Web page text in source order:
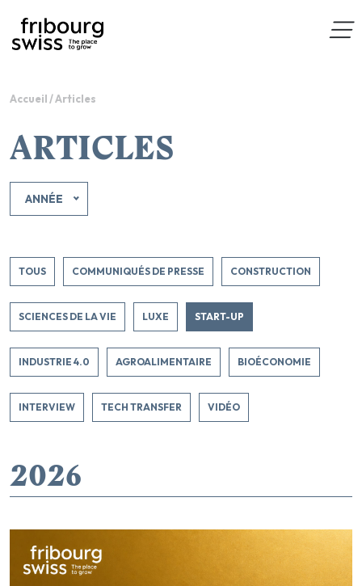
Accueil /Articles
ARTICLES
ANNÉE
TOUS COMMUNIQUÉS DE PRESSE CONSTRUCTION
SCIENCES DE LA VIE LUXE START-UP
INDUSTRIE 4.0 AGROALIMENTAIRE BIOÉCONOMIE
INTERVIEW TECH TRANSFER VIDÉO
2026